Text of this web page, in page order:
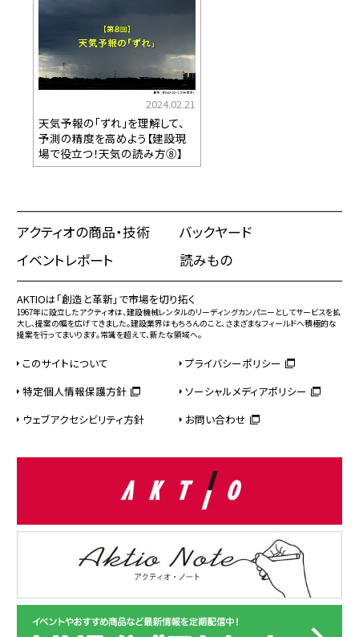
2024.02.21
天気予報の「ずれ」を理解して、
予測の精度を高めよう【建設現
場で役立つ！天気の読み方⑧】
アクティオの商品・技術
バックヤード
イベントレポート
読みもの
AKTIOは「創造と革新」で市場を切り拓く
1967年に設立したアクティオは、建設機械レンタルのリーディングカンパニーとしてサービスを拡
大し、提案の幅を広げてきました。建設業界はもちろんのこと、さまざまなフィールドへ積極的な
提案を行ってまいります。常識を超えて、新たな領域へ。
このサイトについて
プライバシーポリシー
特定個人情報保護方針
ソーシャルメディアポリシー
ウェブアクセシビリティ方針
お問い合わせ